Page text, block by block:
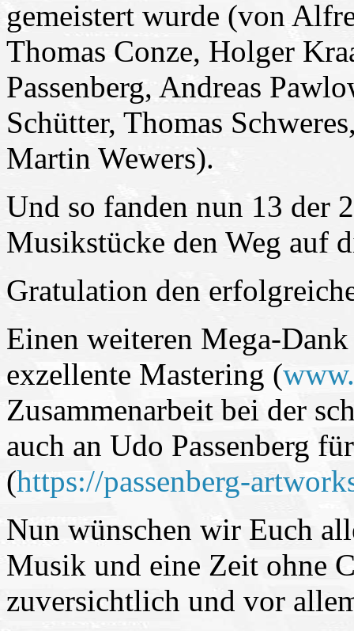
gemeistert wurde (von
Thomas Conze, Holger
Passenberg, Andreas
Schütter, Thomas
Martin Wewers).
Und so fanden nun 13 der
Musikstücke den Weg auf
Gratulation den
Einen weiteren Mega-
exzellente Mastering (
Zusammenarbeit bei der
auch an Udo Passenberg
(https://passenberg-
Nun wünschen wir Euch
Musik und eine Zeit ohne
zuversichtlich und vor